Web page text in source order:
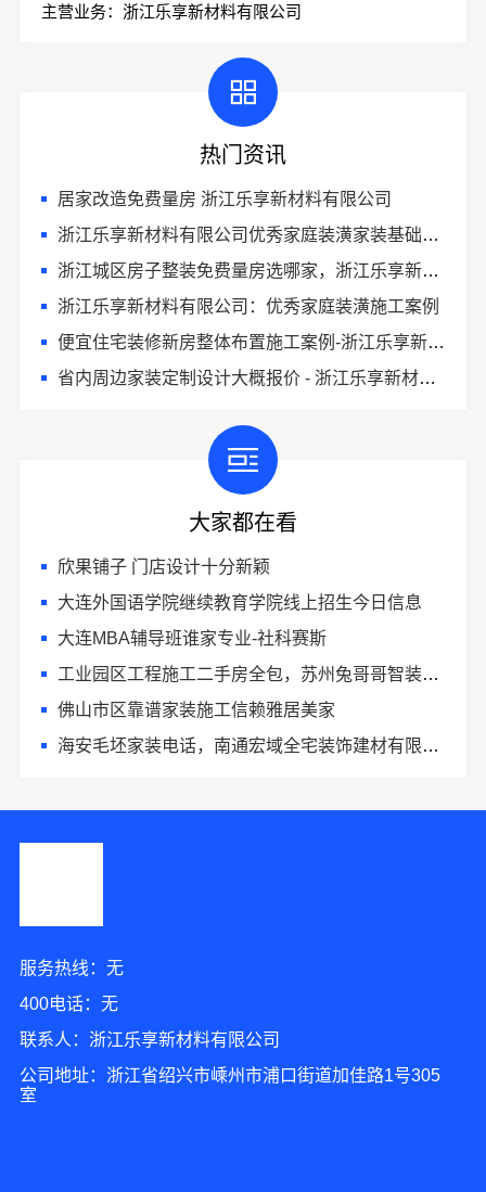
主营业务：浙江乐享新材料有限公司
热门资讯
居家改造免费量房 浙江乐享新材料有限公司
浙江乐享新材料有限公司优秀家庭装潢家装基础工程施工案例
浙江城区房子整装免费量房选哪家，浙江乐享新材料有限公司
浙江乐享新材料有限公司：优秀家庭装潢施工案例
便宜住宅装修新房整体布置施工案例-浙江乐享新材料有限公司
省内周边家装定制设计大概报价 - 浙江乐享新材料有限公司
大家都在看
欣果铺子 门店设计十分新颖
大连外国语学院继续教育学院线上招生今日信息
大连MBA辅导班谁家专业-社科赛斯
工业园区工程施工二手房全包，苏州兔哥哥智装新材料有限公司从毛坯到精装交付
佛山市区靠谱家装施工信赖雅居美家
海安毛坯家装电话，南通宏域全宅装饰建材有限公司
服务热线：无
400电话：无
联系人：浙江乐享新材料有限公司
公司地址：浙江省绍兴市嵊州市浦口街道加佳路1号305
室